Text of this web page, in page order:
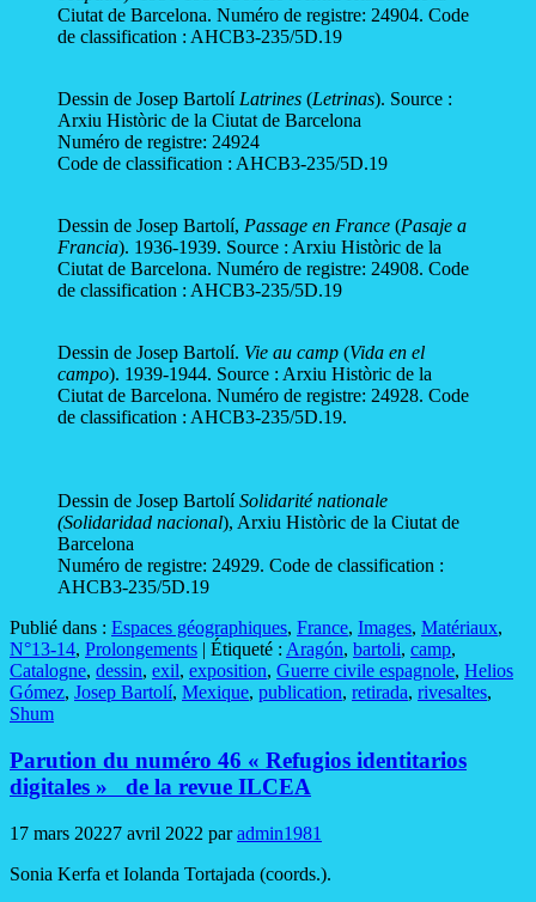
Ciutat de Barcelona. Numéro de registre: 24904. Code
de classification : AHCB3-235/5D.19
Dessin de Josep Bartolí Latrines (Letrinas). Source :
Arxiu Històric de la Ciutat de Barcelona
Numéro de registre: 24924
Code de classification : AHCB3-235/5D.19
Dessin de Josep Bartolí, Passage en France (Pasaje a
Francia). 1936-1939. Source : Arxiu Històric de la
Ciutat de Barcelona. Numéro de registre: 24908. Code
de classification : AHCB3-235/5D.19
Dessin de Josep Bartolí. Vie au camp (Vida en el
campo). 1939-1944. Source : Arxiu Històric de la
Ciutat de Barcelona. Numéro de registre: 24928. Code
de classification : AHCB3-235/5D.19.
Dessin de Josep BartolíSolidarité nationale
(Solidaridad nacional), Arxiu Històric de la Ciutat de
Barcelona
Numéro de registre: 24929. Code de classification :
AHCB3-235/5D.19
Publié dans : Espaces géographiques, France, Images, Matériaux,
N°13-14, Prolongements | Étiqueté : Aragón, bartoli, camp,
Catalogne, dessin, exil, exposition, Guerre civile espagnole, Helios
Gómez, Josep Bartolí, Mexique, publication, retirada, rivesaltes,
Shum
Parution du numéro 46 « Refugios identitarios
digitales » de la revue ILCEA
17 mars 20227 avril 2022 paradmin1981
Sonia Kerfa et Iolanda Tortajada (coords.).